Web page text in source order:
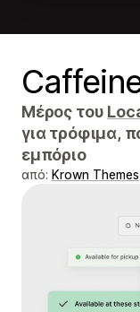
Μέρος του
για τρόφιμα,
εμπόριο
από: Krown Themes